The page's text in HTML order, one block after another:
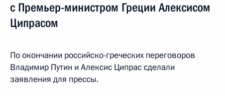
с Премьер-министром Греции Алексисом
Ципрасом
По окончании российско-греческих переговоров
Владимир Путин и Алексис Ципрас сделали
заявления для прессы.